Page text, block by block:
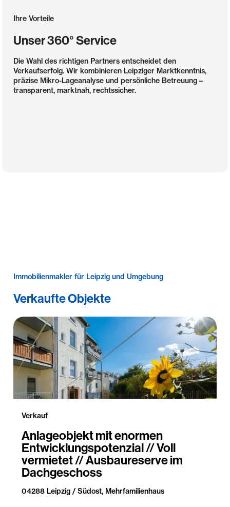
Ihre Vorteile
Unser 360° Service
Die Wahl des richtigen Partners entscheidet den
Verkaufserfolg. Wir kombinieren Leipziger Marktkenntnis,
präzise Mikro-Lageanalyse und persönliche Betreuung –
transparent, marktnah, rechtssicher.
Immobilienmakler für Leipzig und Umgebung
Verkaufte Objekte
Verkauf
Anlageobjekt mit enormen
Entwicklungspotenzial // Voll
vermietet // Ausbaureserve im
Dachgeschoss
04288 Leipzig / Südost, Mehrfamilienhaus